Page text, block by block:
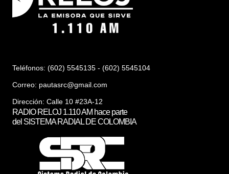
Teléfonos: (602) 5545135 - (602) 5545104
Correo: pautasrc@gmail.com
Dirección: Calle 10 #23A-12
RADIO RELOJ 1.110 AM hace parte
del SISTEMA RADIAL DE COLOMBIA